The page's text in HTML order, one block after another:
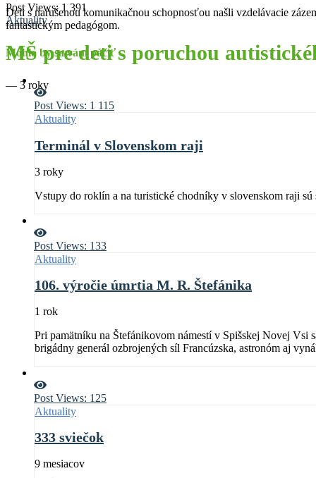
Post Views: 1 391
Aktuality
MŠ pre deti s poruchou
— 3 roky
Deti s narušenou komunikačnou schopnosťou našli vzdelávacie
fantastickým pedagógom.
Mohlo by sa vám páčiť
Post Views: 1 115
Aktuality
Terminál v Slovenskom raji
3 roky
Vstupy do roklín a na turistické chodníky v slovenskom raji
Post Views: 133
Aktuality
106. výročie úmrtia M. R. Štefánika
1 rok
Pri pamätníku na Štefánikovom námestí v Spišskej Novej Vsi
brigádny generál ozbrojených síl Francúzska, astronóm aj
Post Views: 125
Aktuality
333 sviečok
9 mesiacov